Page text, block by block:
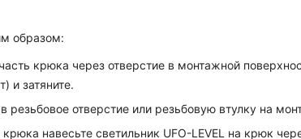
образом:
крюка через отверстие в монтажной
и затяните.
резьбовое отверстие или резьбовую втулку на
навесьте светильник UFO-LEVEL на крюк